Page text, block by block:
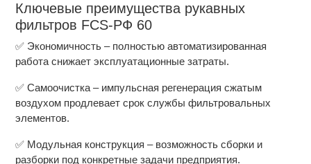
Ключевые преимущества рукавных
фильтров FCS-РФ 60
✅ Экономичность – полностью автоматизированная
работа снижает эксплуатационные затраты.
✅ Самоочистка – импульсная регенерация сжатым
воздухом продлевает срок службы фильтровальных
элементов.
✅ Модульная конструкция – возможность сборки и
разборки под конкретные задачи предприятия.